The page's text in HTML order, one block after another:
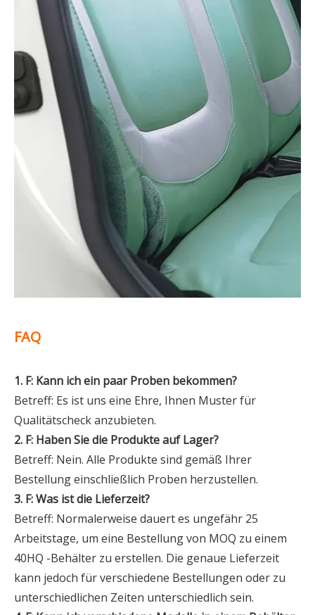
FAQ
1. F: Kann ich ein paar Proben bekommen?
Betreff: Es ist uns eine Ehre, Ihnen Muster für
Qualitätscheck anzubieten.
2. F: Haben Sie die Produkte auf Lager?
Betreff: Nein. Alle Produkte sind gemäß Ihrer
Bestellung einschließlich Proben herzustellen.
3. F: Was ist die Lieferzeit?
Betreff: Normalerweise dauert es ungefähr 25
Arbeitstage, um eine Bestellung von MOQ zu einem
40HQ -Behälter zu erstellen. Die genaue Lieferzeit
kann jedoch für verschiedene Bestellungen oder zu
unterschiedlichen Zeiten unterschiedlich sein.